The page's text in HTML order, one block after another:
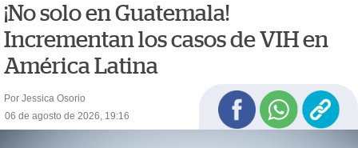
¡No solo en Guatemala!
Incrementan los casos de VIH en
América Latina
Por Jessica Osorio
06 de agosto de 2026, 19:16